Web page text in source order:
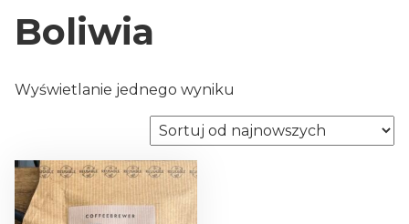
Boliwia
Wyświetlanie jednego wyniku